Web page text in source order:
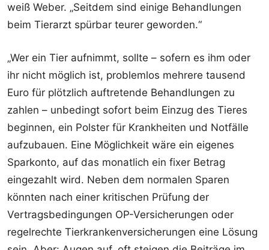
weiß Weber. „Seitdem sind einige Behandlungen
beim Tierarzt spürbar teurer geworden.“
„Wer ein Tier aufnimmt, sollte – sofern es ihm oder
ihr nicht möglich ist, problemlos mehrere tausend
Euro für plötzlich auftretende Behandlungen zu
zahlen – unbedingt sofort beim Einzug des Tieres
beginnen, ein Polster für Krankheiten und Notfälle
aufzubauen. Eine Möglichkeit wäre ein eigenes
Sparkonto, auf das monatlich ein fixer Betrag
eingezahlt wird. Neben dem normalen Sparen
könnten nach einer kritischen Prüfung der
Vertragsbedingungen OP-Versicherungen oder
regelrechte Tierkrankenversicherungen eine Lösung